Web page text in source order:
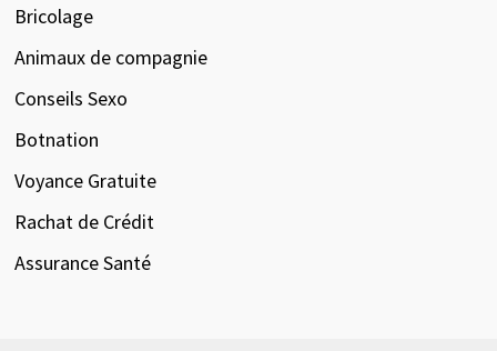
Bricolage
Animaux de compagnie
Conseils Sexo
Botnation
Voyance Gratuite
Rachat de Crédit
Assurance Santé